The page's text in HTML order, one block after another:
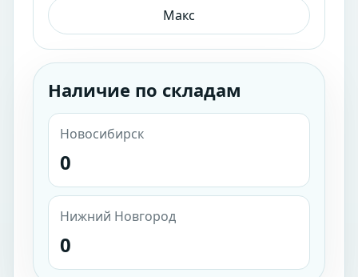
Макс
Наличие по складам
Новосибирск
0
Нижний Новгород
0